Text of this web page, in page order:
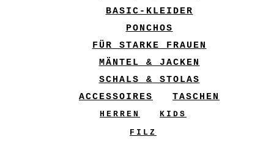
BASIC-KLEIDER
PONCHOS
FÜR STARKE FRAUEN
MÄNTEL & JACKEN
SCHALS & STOLAS
ACCESSOIRES
TASCHEN
HERREN
KIDS
FILZ